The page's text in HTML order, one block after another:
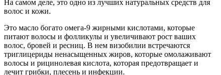
На самом деле, это одно из лучших натуральных средств для
волос и кожи.
Это масло богато омега-9 жирными кислотами, которые
питают волосы и фолликулы и увеличивают рост ваших
волос, бровей и ресниц. В нем визобилии встречаются
триглицериды ненасыщенных жиров, которые омолаживают
волосы и рицинолевая кислота, которая предотвращает и
лечит грибки, плесень и инфекции.